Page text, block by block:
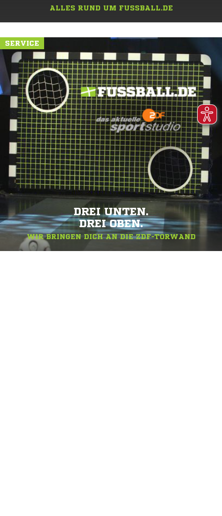
ALLES RUND UM FUSSBALL.DE
SERVICE
DREI UNTEN.
DREI OBEN.
WIR BRINGEN DICH AN DIE ZDF-TORWAND